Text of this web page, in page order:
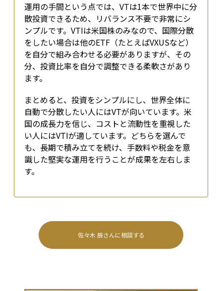
運用の手間という点では、VTは1本で世界中に分
散投資できるため、リバランス不要で非常にシ
ンプルです。VTIは米国株のみなので、国際分散
をしたい場合は他のETF（たとえばVXUSなど）
を自分で組み合わせる必要がありますが、その
分、投資比率を自分で調整できる柔軟さがあり
ます。
まとめると、投資をシンプルにし、世界全体に
自動で分散したい人にはVTが向いています。米
国の成長力を信じ、コストと流動性を重視した
い人にはVTIが適しています。どちらを選んで
も、長期で積み立てを続け、手数料や税金を意
識した堅実な運用を行うことが成果を左右しま
す。
佐々木 辰さんに相談する